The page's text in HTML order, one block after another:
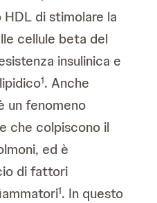
di stimolare la
cellule beta del
insulinica e
1. Anche
un fenomeno
che colpiscono il
ed è
di fattori
1. In questo